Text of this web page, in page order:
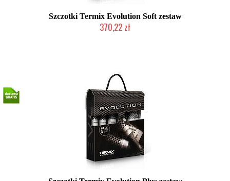
Szczotki Termix Evolution Soft zestaw
370,22 zł